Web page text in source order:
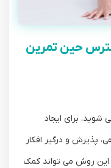
حین تمرین
برای ایجاد
پذیرش و درگیر افکار
این روش می تواند کمک